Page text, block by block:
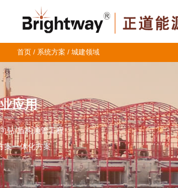
首页/ 系统方案 / 城建领域